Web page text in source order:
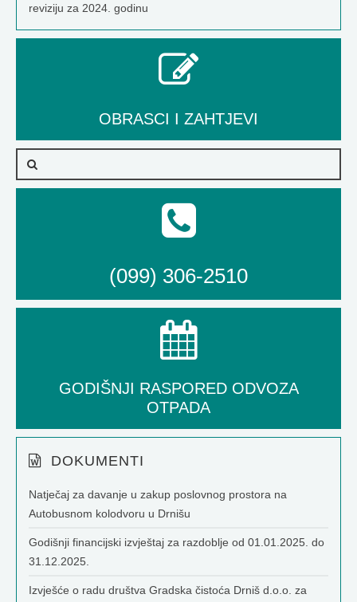
reviziju za 2024. godinu
OBRASCI I ZAHTJEVI
(099) 306-2510
GODIŠNJI RASPORED ODVOZA
OTPADA
DOKUMENTI
Natječaj za davanje u zakup poslovnog prostora na
Autobusnom kolodvoru u Drnišu
Godišnji financijski izvještaj za razdoblje od 01.01.2025. do
31.12.2025.
Izvješće o radu društva Gradska čistoća Drniš d.o.o. za